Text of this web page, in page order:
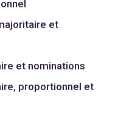
et
et nominations
proportionnel et